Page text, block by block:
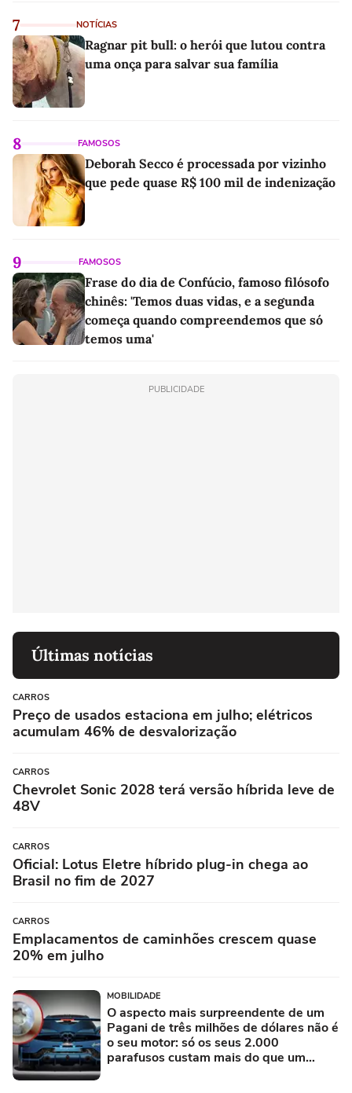
7 NOTÍCIAS
Ragnar pit bull: o herói que lutou contra
uma onça para salvar sua família
8 FAMOSOS
Deborah Secco é processada por vizinho
que pede quase R$ 100 mil de indenização
9 FAMOSOS
Frase do dia de Confúcio, famoso filósofo
chinês: 'Temos duas vidas, e a segunda
começa quando compreendemos que só
temos uma'
PUBLICIDADE
Últimas notícias
CARROS
Preço de usados estaciona em julho; elétricos
acumulam 46% de desvalorização
CARROS
Chevrolet Sonic 2028 terá versão híbrida leve de
48V
CARROS
Oficial: Lotus Eletre híbrido plug-in chega ao
Brasil no fim de 2027
CARROS
Emplacamentos de caminhões crescem quase
20% em julho
MOBILIDADE
O aspecto mais surpreendente de um
Pagani de três milhões de dólares não é
o seu motor: só os seus 2.000
parafusos custam mais do que um